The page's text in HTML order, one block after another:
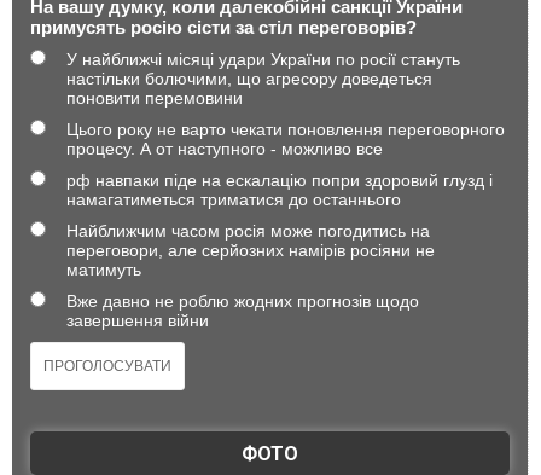
На вашу думку, коли далекобійні санкції України
примусять росію сісти за стіл переговорів?
У найближчі місяці удари України по росії стануть
настільки болючими, що агресору доведеться
поновити перемовини
Цього року не варто чекати поновлення переговорного
процесу. А от наступного - можливо все
рф навпаки піде на ескалацію попри здоровий глузд і
намагатиметься триматися до останнього
Найближчим часом росія може погодитись на
переговори, але серйозних намірів росіяни не
матимуть
Вже давно не роблю жодних прогнозів щодо
завершення війни
ФОТО